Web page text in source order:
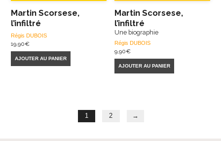
Martin Scorsese,
l’infiltré
Régis DUBOIS
19,90€
AJOUTER AU PANIER
Martin Scorsese,
l’infiltré
Une biographie
Régis DUBOIS
9,90€
AJOUTER AU PANIER
1 2 →